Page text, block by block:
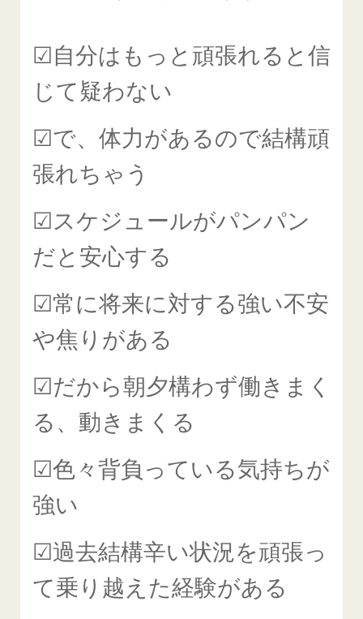
☑自分はもっと頑張れると信
じて疑わない
☑で、体力があるので結構頑
張れちゃう
☑スケジュールがパンパン
だと安心する
☑常に将来に対する強い不安
や焦りがある
☑だから朝夕構わず働きまく
る、動きまくる
☑色々背負っている気持ちが
強い
☑過去結構辛い状況を頑張っ
て乗り越えた経験がある